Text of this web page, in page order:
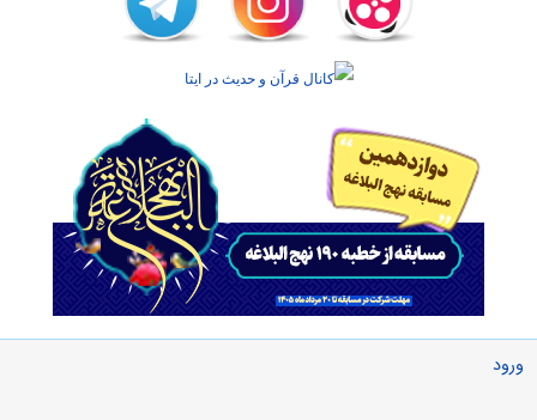
ورود